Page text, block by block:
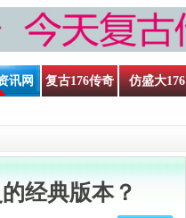
讯网 复古176传奇 仿盛大176
经典版本？